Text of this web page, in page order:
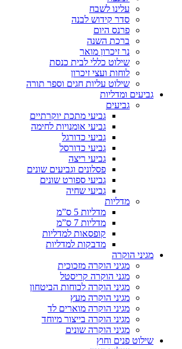
עלינו לשבח
סדר קידוש לבנה
פרנס היום
ברכת השנה
נר זיכרון מואר
שילוט כללי לבית כנסת
לוחות ועצי זיכרון
שילוט עליות חגים וספר תורה
גביעים ומדליות
גביעים
גביעי מתכת יוקרתיים
גביעי אומנויות לחימה
גביעי כדורגל
גביעי כדורסל
גביעי ריצה
פסלונים וגביעים שונים
גביעי ספורט שונים
גביעי שחיה
מדליות
מדליות 5 ס”מ
מדליות 7 ס”מ
קופסאות למדליות
מדבקות למדליות
מגיני הוקרה
מגיני הוקרה מזכוכית
מגני הוקרה קריסטל
מגיני הוקרה לכוחות הביטחון
מגיני הוקרה מעץ
מגיני הוקרה מוארים לד
מגיני הוקרה בייצור מיוחד
מגיני הוקרה שונים
שילוט פנים וחוץ